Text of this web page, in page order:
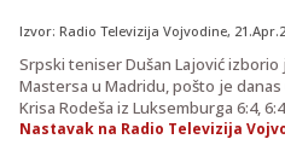
Izvor: Radio Televizija Vojvodine,
Srpski teniser Dušan Lajović
Mastersa u Madridu, pošto je
Krisa Rodeša iz Luksemburga 6:4,
Nastavak na Radio Televizija